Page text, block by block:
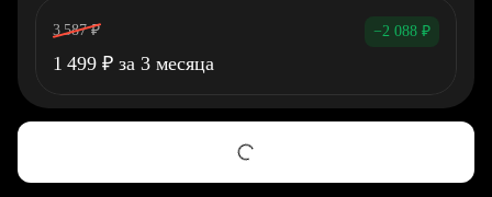
3 587 ₽ −2 088 ₽
1 499 ₽ за 3 месяца